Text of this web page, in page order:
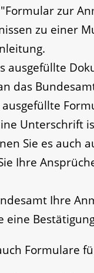
zur
zu einer
ausgefüllte
das
Unterschrift
Sie es auch
Ihre
Ihre
eine
Formulare